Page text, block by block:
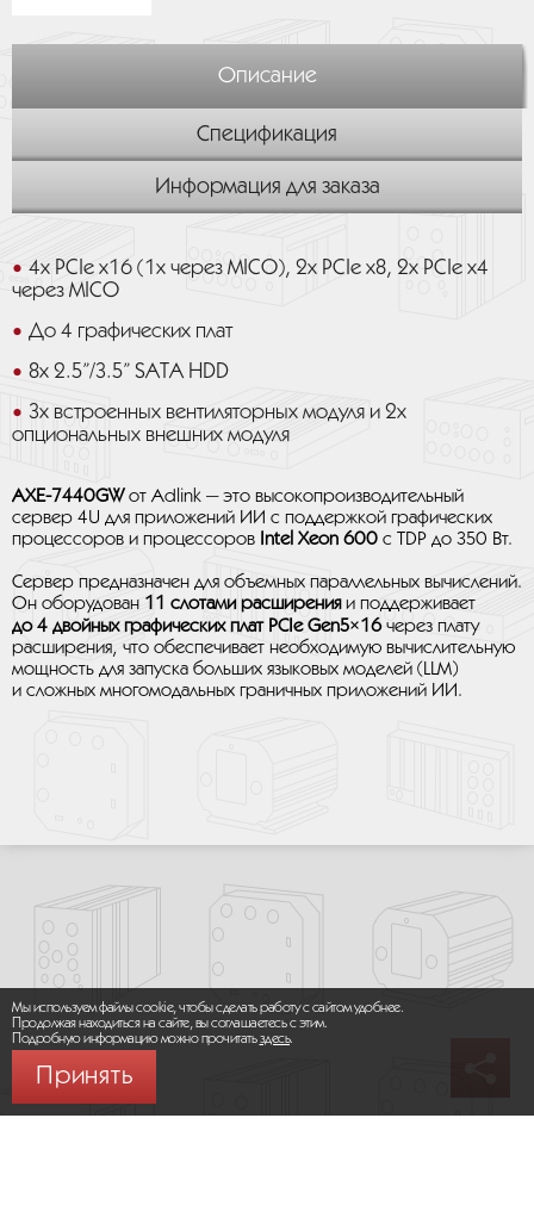
Описание
Спецификация
Информация для заказа
4x PCIe x16 (1x через MICO), 2x PCIe x8, 2x PCIe x4
через MICO
До 4 графических плат
8x 2.5”/3.5” SATA HDD
3x встроенных вентиляторных модуля и 2x
опциональных внешних модуля
AXE-7440GWот Adlink — это высокопроизводительный
сервер 4U для приложений ИИ с поддержкой графических
процессоров и процессоров Intel Xeon 600 с TDP до 350 Вт.
Сервер предназначен для объемных параллельных вычислений.
Он оборудован 11 слотами расширенияи поддерживает
до 4 двойных графических плат PCIe Gen5×16через плату
расширения, что обеспечивает необходимую вычислительную
мощность для запуска больших языковых моделей (LLM)
и сложных многомодальных граничных приложений ИИ.
Мы используем файлы cookie, чтобы сделать работу с сайтом удобнее.
Продолжая находиться на сайте, вы соглашаетесь с этим.
Подробную информацию можно прочитатьздесь.
Принять